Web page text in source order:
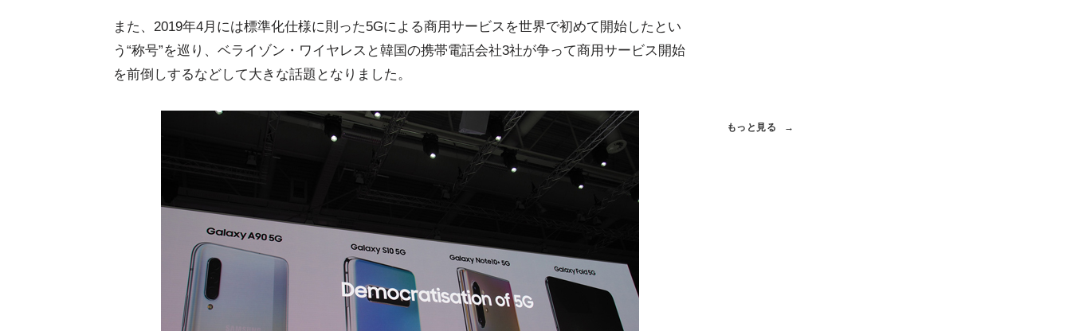
また、2019年4月には標準化仕様に則った5Gによる商用サービスを世界で初めて開始したとい
う“称号”を巡り、ベライゾン・ワイヤレスと韓国の携帯電話会社3社が争って商用サービス開始
を前倒しするなどして大きな話題となりました。
もっと見る